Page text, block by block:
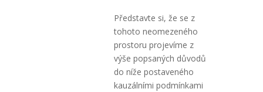
Představte si, že se z
tohoto neomezeného
prostoru projevíme z
výše popsaných důvodů
do níže postaveného
kauzálními podmínkami